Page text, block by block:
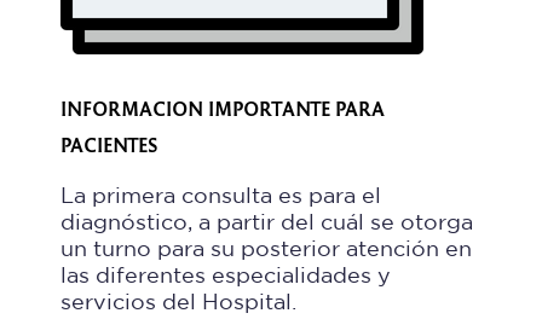
INFORMACION IMPORTANTE PARA
PACIENTES
La primera consulta es para el
diagnóstico, a partir del cuál se otorga
un turno para su posterior atención en
las diferentes especialidades y
servicios del Hospital.